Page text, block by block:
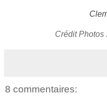
Crédit Photos
8 commentaires: